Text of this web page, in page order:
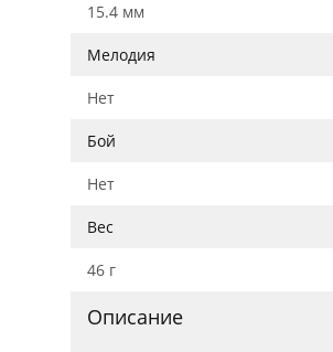
15.4 мм
Мелодия
Нет
Бой
Нет
Вес
46 г
Описание